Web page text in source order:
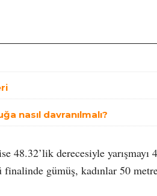
nasıl davranılmalı?
48.32’lik derecesiyle
finalinde gümüş, kadınlar 50